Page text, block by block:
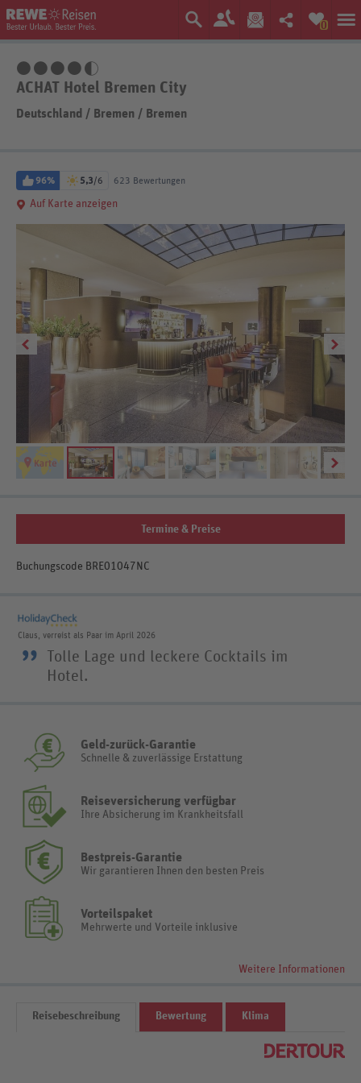
0
ACHAT Hotel Bremen City
Deutschland / Bremen / Bremen
96% 5,3/6 623 Bewertungen
Auf Karte anzeigen
Termine & Preise
Buchungscode BRE01047NC
Claus, verreist als Paar im April 2026
”
Tolle Lage und leckere Cocktails im
Hotel.
Geld-zurück-Garantie
Schnelle & zuverlässige Erstattung
Reiseversicherung verfügbar
Ihre Absicherung im Krankheitsfall
Bestpreis-Garantie
Wir garantieren Ihnen den besten Preis
Vorteilspaket
Mehrwerte und Vorteile inklusive
Weitere Informationen
Reisebeschreibung Bewertung Klima